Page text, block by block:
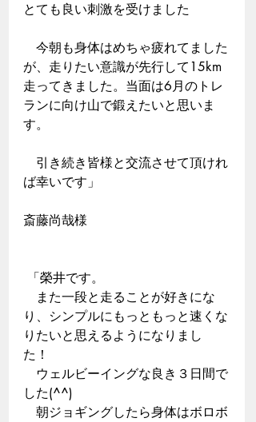
とても良い刺激を受けました
今朝も身体はめちゃ疲れてました
が、走りたい意識が先行して15km
走ってきました。当面は6月のトレ
ランに向け山で鍛えたいと思いま
す。
引き続き皆様と交流させて頂けれ
ば幸いです」
斎藤尚哉様
「榮井です。
また一段と走ることが好きにな
り、シンプルにもっともっと速くな
りたいと思えるようになりまし
た！
ウェルビーイングな良き３日間で
した(^^)
朝ジョギングしたら身体はボロボ